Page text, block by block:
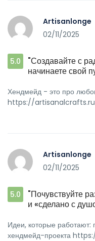
Artisanlonge
02/11/2025
5.0
"Создавайте с
начинаете свой
Хендмейд - это про
https://
Artisanlonge
02/11/2025
5.0
"Почувствуйте
и «сделано с
Идеи, которые
хендмейд-проекта